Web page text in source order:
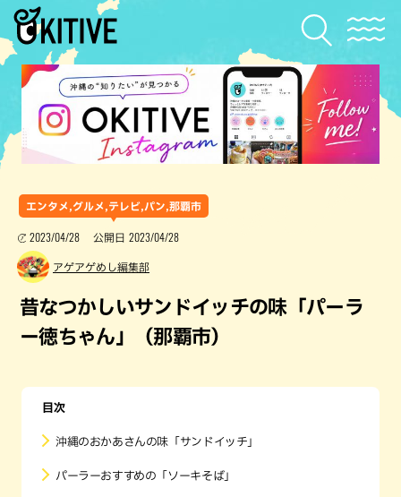
エンタメ,グルメ,テレビ,パン,那覇市
2023/04/28 公開日 2023/04/28
アゲアゲめし編集部
昔なつかしいサンドイッチの味「パーラ
ー徳ちゃん」（那覇市）
目次
沖縄のおかあさんの味「サンドイッチ」
パーラーおすすめの「ソーキそば」